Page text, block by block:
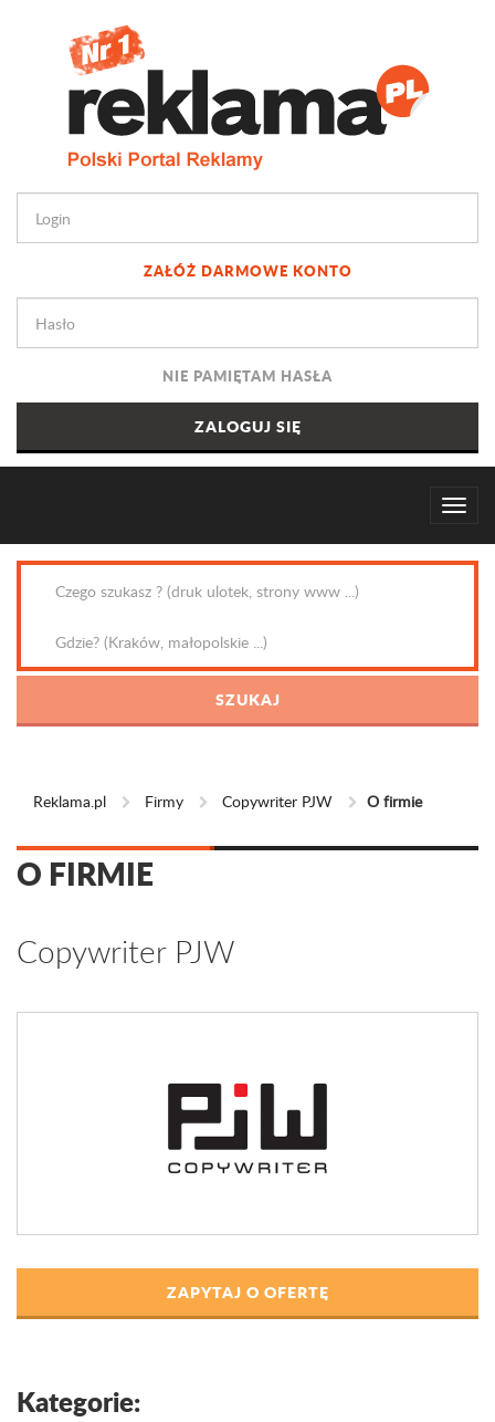
ZAŁÓŻ DARMOWE KONTO
NIE PAMIĘTAM HASŁA
Reklama.pl Firmy Copywriter PJW O firmie
O FIRMIE
Copywriter PJW
ZAPYTAJ O OFERTĘ
Kategorie: